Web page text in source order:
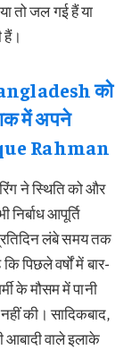
तो जल गई हैं या
हैं।
को
में अपने
Rahman
ने स्थिति को और
आपूर्ति
लंबे समय तक
पिछले वर्षों में बार-
के मौसम में पानी
की। सादिकबाद,
वाले इलाके